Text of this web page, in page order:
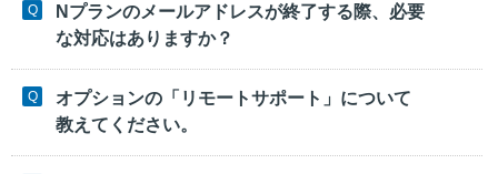
Nプランのメールアドレスが終了する際、必要
な対応はありますか？
オプションの「リモートサポート」について
教えてください。